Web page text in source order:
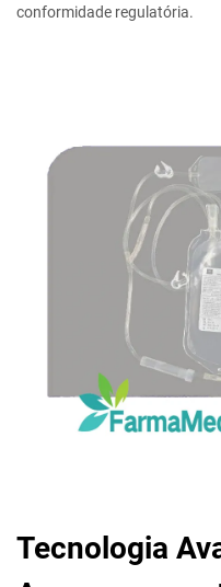
conformidade regulatória.
Tecnologia